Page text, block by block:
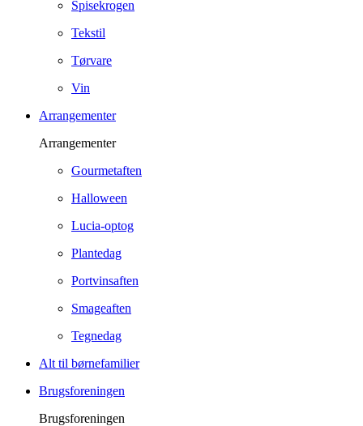
Spisekrogen
Tekstil
Tørvare
Vin
Arrangementer
Arrangementer
Gourmetaften
Halloween
Lucia-optog
Plantedag
Portvinsaften
Smageaften
Tegnedag
Alt til børnefamilier
Brugsforeningen
Brugsforeningen